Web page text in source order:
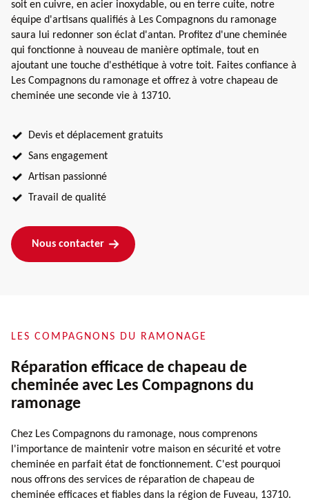
soit en cuivre, en acier inoxydable, ou en terre cuite, notre
équipe d'artisans qualifiés à Les Compagnons du ramonage
saura lui redonner son éclat d'antan. Profitez d'une cheminée
qui fonctionne à nouveau de manière optimale, tout en
ajoutant une touche d'esthétique à votre toit. Faites confiance à
Les Compagnons du ramonage et offrez à votre chapeau de
cheminée une seconde vie à 13710.
Devis et déplacement gratuits
Sans engagement
Artisan passionné
Travail de qualité
Nous contacter
LES COMPAGNONS DU RAMONAGE
Réparation efficace de chapeau de
cheminée avec Les Compagnons du
ramonage
Chez Les Compagnons du ramonage, nous comprenons
l'importance de maintenir votre maison en sécurité et votre
cheminée en parfait état de fonctionnement. C'est pourquoi
nous offrons des services de réparation de chapeau de
cheminée efficaces et fiables dans la région de Fuveau, 13710.